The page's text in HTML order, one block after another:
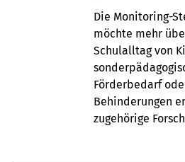
Die Monitoring-
möchte mehr
Schulalltag von
Förderbedarf
Behinderungen
zugehörige